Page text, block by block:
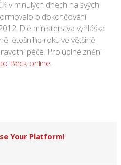
v minulých dnech na svých
o dokončování
Dle ministerstva vyhláška
letošního roku ve většině
péče. Pro úplné znění
Beck-online.
Your Platform!